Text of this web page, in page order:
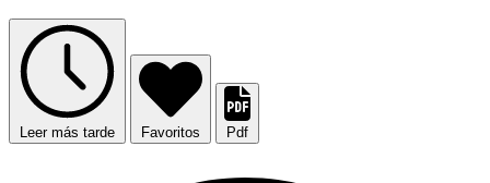
Leer más tarde Favoritos Pdf